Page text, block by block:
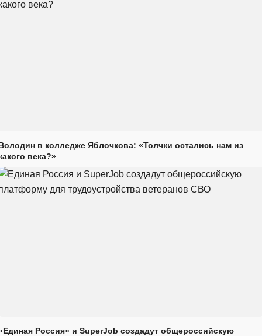
в колледже Яблочкова: «Толчки остались нам из
века?»
Россия» и SuperJob создадут общероссийскую